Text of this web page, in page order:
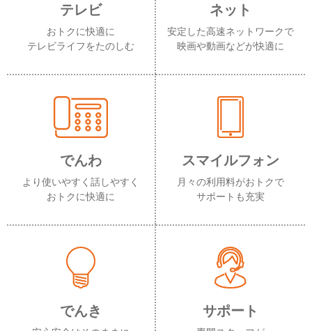
テレビ
おトクに快適に
テレビライフをたのしむ
ネット
安定した高速ネットワークで
映画や動画などが快適に
でんわ
より使いやすく話しやすく
おトクに快適に
スマイルフォン
月々の利用料がおトクで
サポートも充実
でんき サポート